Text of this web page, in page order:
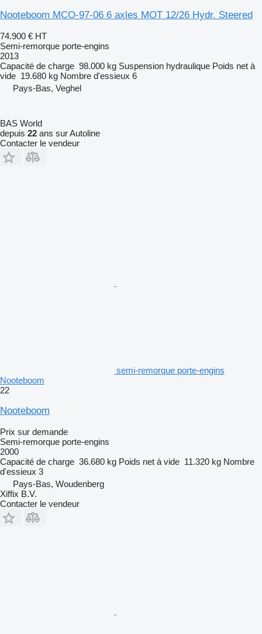
Nooteboom MCO-97-06 6 axles MOT 12/26 Hydr. Steered
74.900 € HT
Semi-remorque porte-engins
2013
Capacité de charge 98.000 kg Suspension hydraulique Poids net à
vide 19.680 kg Nombre d'essieux 6
Pays-Bas, Veghel
BAS World
depuis 22 ans sur Autoline
Contacter le vendeur
semi-remorque porte-engins
Nooteboom
22
Nooteboom
Prix sur demande
Semi-remorque porte-engins
2000
Capacité de charge 36.680 kg Poids net à vide 11.320 kg Nombre
d'essieux 3
Pays-Bas, Woudenberg
Xiffix B.V.
Contacter le vendeur